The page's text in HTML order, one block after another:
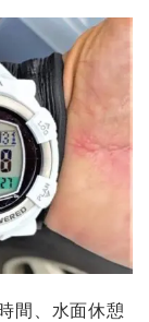
間、水面休憩